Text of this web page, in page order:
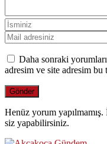
Daha sonraki
adresim ve site adresim bu
Henüz yorum
siz yapabilirsiniz.